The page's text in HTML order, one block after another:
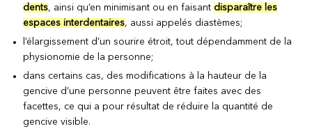
dents, ainsi qu’en minimisant ou en faisant disparaître les
espaces interdentaires, aussi appelés diastèmes;
l’élargissement d’un sourire étroit, tout dépendamment de la
physionomie de la personne;
dans certains cas, des modifications à la hauteur de la
gencive d’une personne peuvent être faites avec des
facettes, ce qui a pour résultat de réduire la quantité de
gencive visible.